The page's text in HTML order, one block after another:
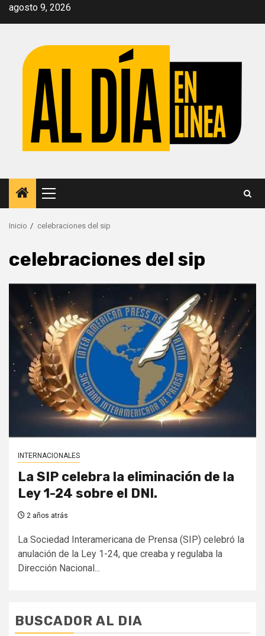
Saltar
agosto 9, 2026
Menú
principal
Inicio celebraciones del sip
celebraciones del sip
INTERNACIONALES
La SIP celebra la eliminación de la
Ley 1-24 sobre el DNI.
2 años atrás
La Sociedad Interamericana de Prensa (SIP) celebró la
anulación de la Ley 1-24, que creaba y regulaba la
Dirección Nacional...
BUSCADOR AL DIA